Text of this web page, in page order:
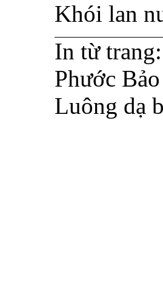
Khói lan
In từ
Phước
Luông dạ